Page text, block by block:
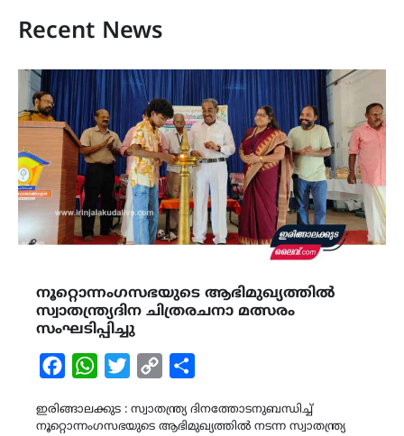
Recent News
നൂറ്റൊന്നംഗസഭയുടെ ആഭിമുഖ്യത്തിൽ
സ്വാതന്ത്ര്യദിന ചിത്രരചനാ മത്സരം
സംഘടിപ്പിച്ചു
FacebookWhatsAppTwitterCopy
ഇരിങ്ങാലക്കുട : സ്വാതന്ത്ര്യ ദിനത്തോടനുബന്ധിച്ച്
നൂറ്റൊന്നംഗസഭയുടെ ആഭിമുഖ്യത്തിൽ നടന്ന സ്വാതന്ത്ര്യ